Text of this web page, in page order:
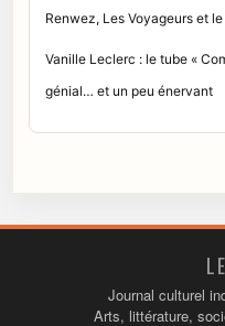
Renwez, Les Voyageurs et
Vanille Leclerc : le tube «
génial… et un peu énervant
Journal culturel
Arts, littérature,